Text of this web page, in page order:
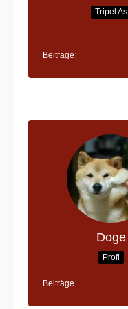
Tripel As
Beiträge
Doge
Profi
Beiträge